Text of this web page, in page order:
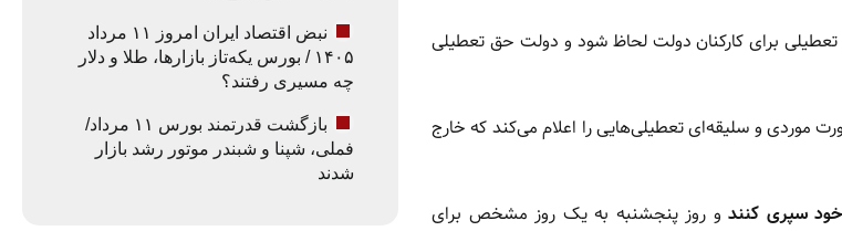
تعطیلی برای کارکنان دولت لحاظ شود و دولت حق تعطیلی
موردی و سلیقه‌ای تعطیلی‌هایی را اعلام می‌کند که خارج
خود سپری کنند و روز پنجشنبه به یک روز مشخص برای
نبض اقتصاد ایران امروز ۱۱ مرداد
۱۴۰۵ / بورس یکه‌تاز بازارها، طلا و دلار
چه مسیری رفتند؟
بازگشت قدرتمند بورس ۱۱ مرداد/
فملی، شپنا و شبندر موتور رشد بازار
شدند